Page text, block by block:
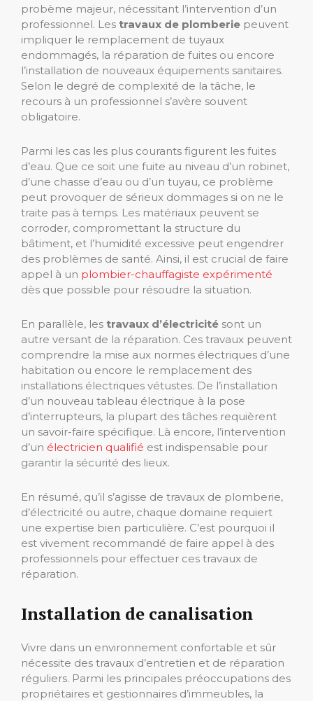
probème majeur, nécessitant l’intervention d’un
professionnel. Les travaux de plomberie peuvent
impliquer le remplacement de tuyaux
endommagés, la réparation de fuites ou encore
l’installation de nouveaux équipements sanitaires.
Selon le degré de complexité de la tâche, le
recours à un professionnel s’avère souvent
obligatoire.
Parmi les cas les plus courants figurent les fuites
d’eau. Que ce soit une fuite au niveau d’un robinet,
d’une chasse d’eau ou d’un tuyau, ce problème
peut provoquer de sérieux dommages si on ne le
traite pas à temps. Les matériaux peuvent se
corroder, compromettant la structure du
bâtiment, et l’humidité excessive peut engendrer
des problèmes de santé. Ainsi, il est crucial de faire
appel à un plombier-chauffagiste expérimenté
dès que possible pour résoudre la situation.
En parallèle, les travaux d’électricité sont un
autre versant de la réparation. Ces travaux peuvent
comprendre la mise aux normes électriques d’une
habitation ou encore le remplacement des
installations électriques vétustes. De l’installation
d’un nouveau tableau électrique à la pose
d’interrupteurs, la plupart des tâches requièrent
un savoir-faire spécifique. Là encore, l’intervention
d’un électricien qualifié est indispensable pour
garantir la sécurité des lieux.
En résumé, qu’il s’agisse de travaux de plomberie,
d’électricité ou autre, chaque domaine requiert
une expertise bien particulière. C’est pourquoi il
est vivement recommandé de faire appel à des
professionnels pour effectuer ces travaux de
réparation.
Installation de canalisation
Vivre dans un environnement confortable et sûr
nécessite des travaux d’entretien et de réparation
réguliers. Parmi les principales préoccupations des
propriétaires et gestionnaires d’immeubles, la